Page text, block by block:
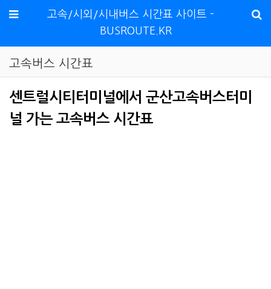
메뉴
고속/시외/시내버스 시간표 사이트 -
BUSROUTE.KR
고속버스 시간표
센트럴시티터미널에서 군산고속버스터미
널 가는 고속버스 시간표